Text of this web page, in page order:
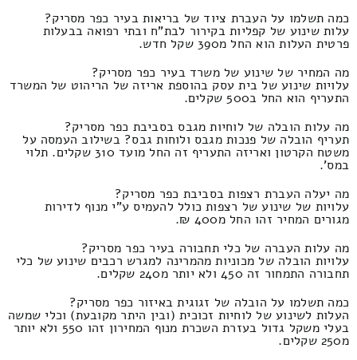
כמה תשלמו על העברת ציוד של בריאות בעיר כפר מסריק?
עלות שינוע של קפליות בקירור לבת"ח ובתי רפואה בבעלות
פרטית העלות הוא החל מ390 שקל חדש.
מה המחיר של שינוע של משרד בעיר כפר מסריק?
עלויות שינוע של בית עסק בהוספת אריזה של הריהוט של המשרד
התעריף הוא החל ב500 שקלים.
מה עלות הובלה של לוחיות מגבס בסביבת כפר מסריק?
תעריף הובלה של פנכות מגבס ולוחות גבס? בשילוב העמסה על
משטח הקרטון ואריזה התעריף זה החל מועד 310 שקלים. תלוי
במס'.
מה יעלה העברת רצפות בסביבת כפר מסריק?
עלויות של שינוע של רצפות כולל להעמיס ע"י מנוף לדירות
מגורים המחיר זהו החל מ400 ₪.
מה עלות העברה של כלי תחבורה בעיר כפר מסריק?
עלויות הובלה של מכוניות מהמרינה למגרש רכבים שינוע של כלי
תחבורה התמחור זה 450 ולא יותר מ240 שקלים.
כמה תשלמו על הובלה של זגוגית באיזור כפר מסריק?
העלות לשינוע של לוחיות זכוכית (ובין היתר מקובעת) וכלי שמשה
בעלי משקל גדול בעזרת השכרת מנוף המחירון זהו 550 ולא יותר
מ250 שקלים.